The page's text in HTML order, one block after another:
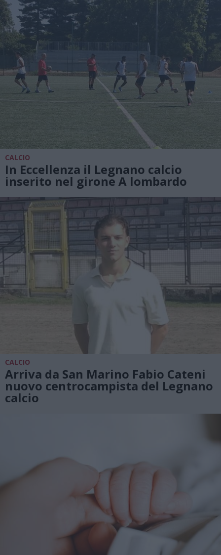
CALCIO
In Eccellenza il Legnano calcio
inserito nel girone A lombardo
CALCIO
Arriva da San Marino Fabio Cateni
nuovo centrocampista del Legnano
calcio